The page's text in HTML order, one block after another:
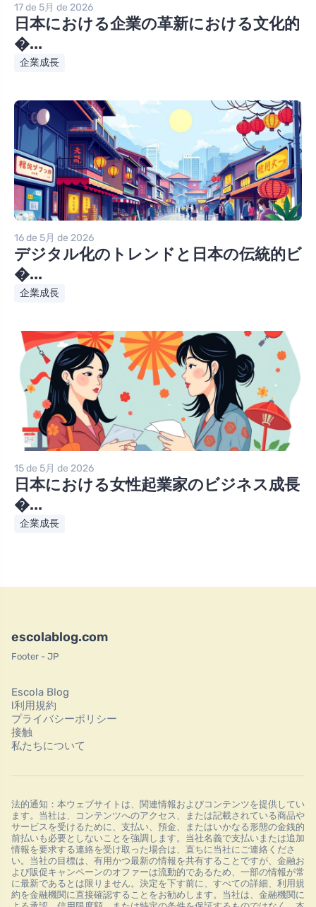
17 de 5月 de 2026
日本における企業の革新における文化的
�...
企業成長
16 de 5月 de 2026
デジタル化のトレンドと日本の伝統的ビ
�...
企業成長
15 de 5月 de 2026
日本における女性起業家のビジネス成長
�...
企業成長
escolablog.com
Footer - JP
Escola Blog
l利用規約
プライバシーポリシー
接触
私たちについて
法的通知：本ウェブサイトは、関連情報およびコンテンツを提供してい
ます。当社は、コンテンツへのアクセス、または記載されている商品や
サービスを受けるために、支払い、預金、またはいかなる形態の金銭的
前払いも必要としないことを強調します。当社名義で支払いまたは追加
情報を要求する連絡を受け取った場合は、直ちに当社にご連絡くださ
い。当社の目標は、有用かつ最新の情報を共有することですが、金融お
よび販促キャンペーンのオファーは流動的であるため、一部の情報が常
に最新であるとは限りません。決定を下す前に、すべての詳細、利用規
約を金融機関に直接確認することをお勧めします。当社は、金融機関に